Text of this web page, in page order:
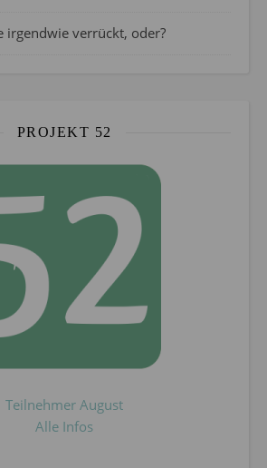
irgendwie verrückt, oder?
PROJEKT 52
Teilnehmer August
Alle Infos